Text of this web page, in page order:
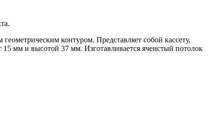
контуром. Представляет собой кассету,
мм и высотой 37 мм. Изготавливается ячеистый потолок